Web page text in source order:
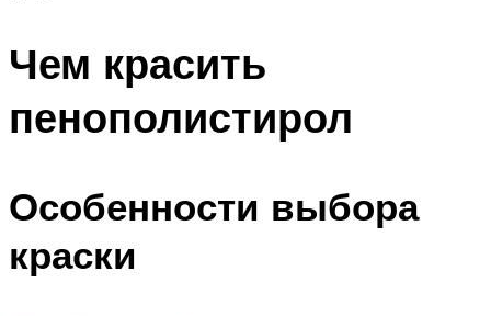
Чем красить
пенополистирол
Особенности выбора
краски